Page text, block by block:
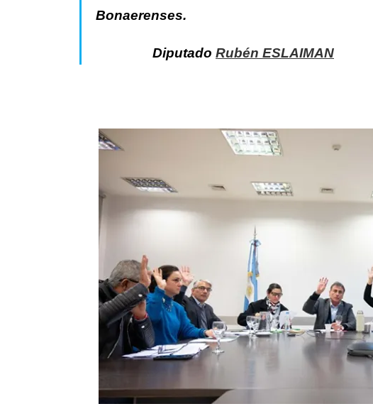
Bonaerenses.
Diputado Rubén ESLAIMAN